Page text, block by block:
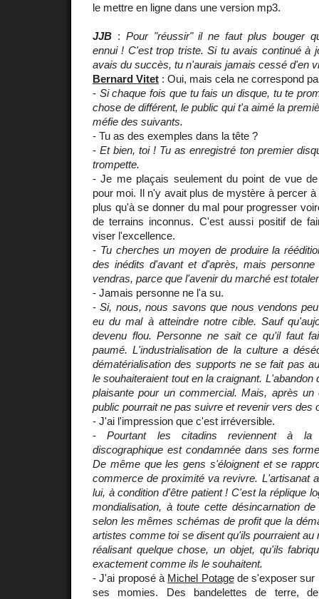
le mettre en ligne dans une version mp3.
JJB : Pour "réussir" il ne faut plus bouger
ennui ! C'est trop triste. Si tu avais continué à
avais du succès, tu n'aurais jamais cessé d'en
Bernard Vitet : Oui, mais cela ne correspond
- Si chaque fois que tu fais un disque, tu te
chose de différent, le public qui t'a aimé la
méfie des suivants.
- Tu as des exemples dans la tête ?
-Et bien, toi ! Tu as enregistré ton premier
trompette.
- Je me plaçais seulement du point de vue
pour moi. Il n'y avait plus de mystère à percer
plus qu'à se donner du mal pour progresser
de terrains inconnus. C'est aussi positif de
viser l'excellence.
- Tu cherches un moyen de produire la
des inédits d'avant et d'après, mais
vendras, parce que l'avenir du marché est
- Jamais personne ne l'a su.
-Si, nous, nous savons que nous vendons
eu du mal à atteindre notre cible. Sauf
devenu flou. Personne ne sait ce qu'il faut
paumé. L'industrialisation de la culture a
dématérialisation des supports ne se fait pas
le souhaiteraient tout en la craignant.
plaisante pour un commercial. Mais, après un
public pourrait ne pas suivre et revenir vers des
- J'ai l'impression que c'est irréversible.
-Pourtant les citadins reviennent à la
discographique est condamnée dans ses
De même que les gens s'éloignent et se
commerce de proximité va revivre. L'artisanat
lui, à condition d'être patient ! C'est la réplique
mondialisation, à toute cette désincarnation
selon les mêmes schémas de profit que la
artistes comme toi se disent qu'ils pourraient au
réalisant quelque chose, un objet, qu'ils
exactement comme ils le souhaitent.
- J'ai proposé à Michel Potagede s'exposer sur
ses momies. Des bandelettes de terre,